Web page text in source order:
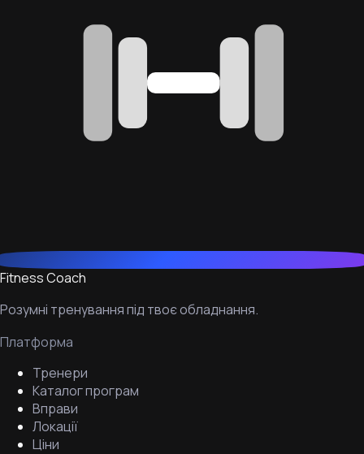
Fitness Coach
Розумні тренування під твоє обладнання.
Платформа
Тренери
Каталог програм
Вправи
Локації
Ціни